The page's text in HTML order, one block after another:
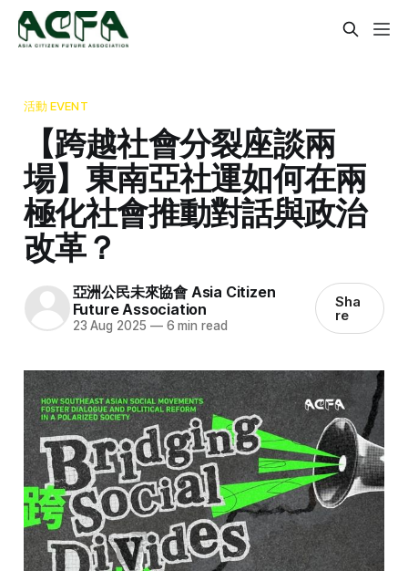
活動 EVENT
【跨越社會分裂座談兩
場】東南亞社運如何在兩
極化社會推動對話與政治
改革？
亞洲公民未來協會 Asia Citizen
Future Association
23 Aug 2025 —6 min read
Sha
re